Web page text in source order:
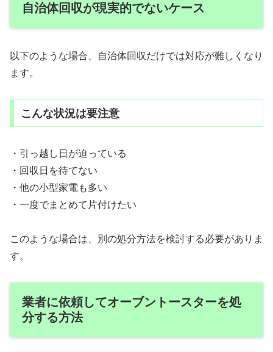
自治体回収が現実的でないケース
以下のような場合、自治体回収だけでは対応が難しくなり
ます。
こんな状況は要注意
・引っ越し日が迫っている
・回収日を待てない
・他の小型家電も多い
・一度でまとめて片付けたい
このような場合は、別の処分方法を検討する必要がありま
す。
業者に依頼してオーブントースターを処
分する方法